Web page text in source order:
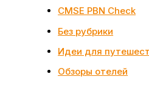
CMSE PBN Check
Без рубрики
Идеи для
Обзоры отелей